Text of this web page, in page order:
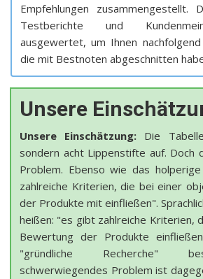
Empfehlungen zusammengestellt.
Testberichte und
ausgewertet, um Ihnen
die mit Bestnoten abgeschnitten
Unsere
Unsere Einschätzung: Die
sondern acht Lippenstifte auf. Doch
Problem. Ebenso wie das
zahlreiche Kriterien, die bei einer
der Produkte mit einfließen".
heißen: "es gibt zahlreiche Kriterien,
Bewertung der Produkte
"gründliche Recherche"
schwerwiegendes Problem ist